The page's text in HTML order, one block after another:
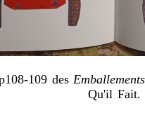
109 des
Qu'il Fait.